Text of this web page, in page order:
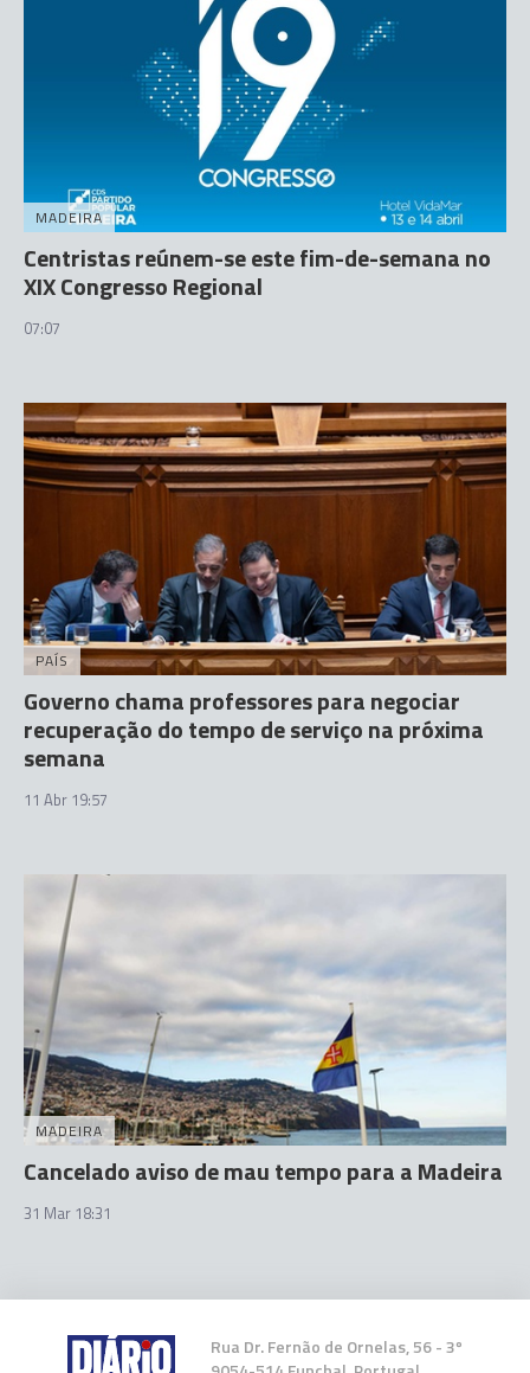
MADEIRA
Centristas reúnem-se este fim-de-semana no
XIX Congresso Regional
07:07
PAÍS
Governo chama professores para negociar
recuperação do tempo de serviço na próxima
semana
11 Abr 19:57
MADEIRA
Cancelado aviso de mau tempo para a Madeira
31 Mar 18:31
Rua Dr. Fernão de Ornelas, 56 - 3º